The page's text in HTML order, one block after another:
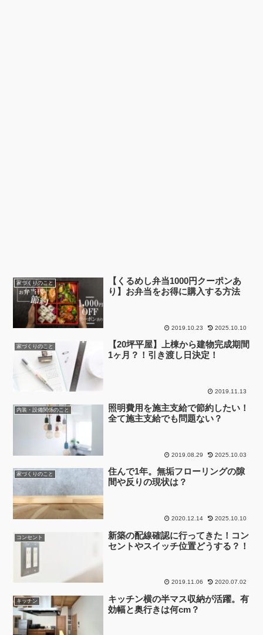
家づくりのこと
【くるめし弁当1000円クーポンあ
り】お弁当をお得に購入する方法
2019.10.23 2025.10.10
家づくりのこと
【20坪平屋】上棟から建物完成期間
1ヶ月？！引き渡し日決定！
2019.11.13
内装・設備関係のこと
照明費用を施主支給で節約したい！
全て施主支給でも問題ない？
2019.08.29 2025.10.03
家づくりのこと
住んで1年。無垢フローリングの隙
間や反りの現状は？
2020.12.14 2025.10.10
コンセント
新築の配線確認に行ってきた！コン
セントやスイッチ位置どうする？！
2019.11.06 2020.07.02
キッチン
キッチン横の半マス収納が活躍。有
効幅と奥行きは何cm？